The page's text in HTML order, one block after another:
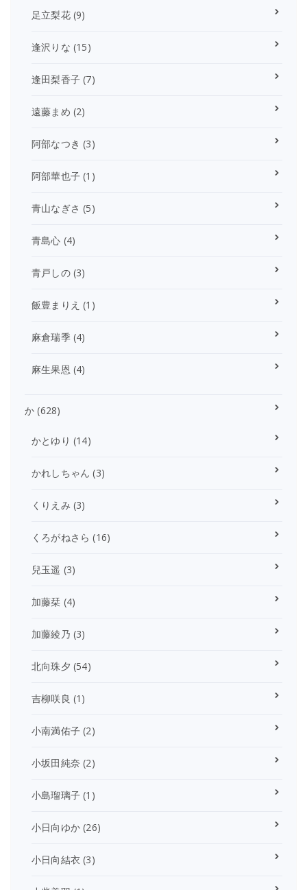
足立梨花(9)
逢沢りな (15)
逢田梨香子 (7)
遠藤まめ (2)
阿部なつき (3)
阿部華也子 (1)
青山なぎさ (5)
青島心 (4)
青戸しの(3)
飯豊まりえ (1)
麻倉瑞季(4)
麻生果恩 (4)
か (628)
かとゆり (14)
かれしちゃん (3)
くりえみ (3)
くろがねさら (16)
兒玉遥 (3)
加藤栞 (4)
加藤綾乃 (3)
北向珠夕 (54)
吉柳咲良 (1)
小南満佑子 (2)
小坂田純奈 (2)
小島瑠璃子 (1)
小日向ゆか (26)
小日向結衣 (3)